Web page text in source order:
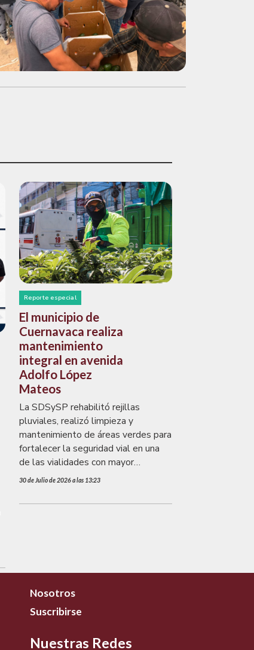
Reporte especial
El municipio de
Cuernavaca realiza
mantenimiento
integral en avenida
Adolfo López
Mateos
La SDSySP rehabilitó rejillas
pluviales, realizó limpieza y
mantenimiento de áreas verdes para
fortalecer la seguridad vial en una
de las vialidades con mayor
afluencia de la ciudad.
30 de Julio de 2026 a las 13:23
Nosotros
Suscribirse
Nuestras Redes